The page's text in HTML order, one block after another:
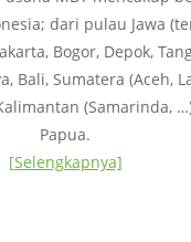
dari pulau Jawa
Bogor, Depok,
Bali, Sumatera (Aceh,
(Samarinda,
Papua.
[Selengkapnya]